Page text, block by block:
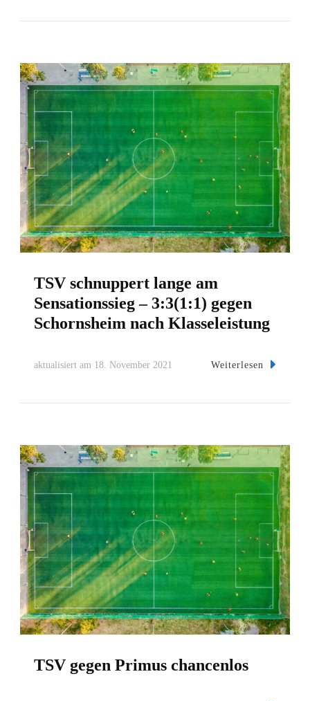
TSV schnuppert lange am
Sensationssieg – 3:3(1:1) gegen
Schornsheim nach Klasseleistung
aktualisiert am 18. November 2021 Weiterlesen
TSV gegen Primus chancenlos